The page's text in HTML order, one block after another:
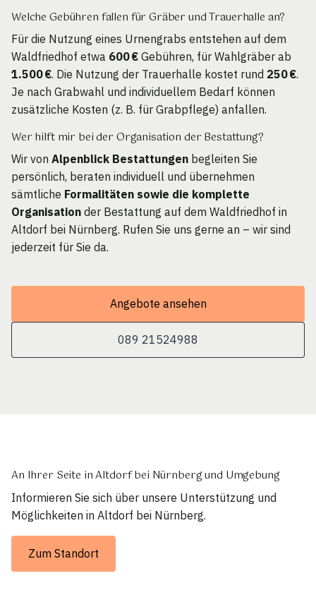
Welche Gebühren fallen für Gräber und Trauerhalle an?
Für die Nutzung eines Urnengrabs entstehen auf dem
Waldfriedhof etwa 600 € Gebühren, für Wahlgräber ab
1.500 €. Die Nutzung der Trauerhalle kostet rund 250 €.
Je nach Grabwahl und individuellem Bedarf können
zusätzliche Kosten (z. B. für Grabpflege) anfallen.
Wer hilft mir bei der Organisation der Bestattung?
Wir von Alpenblick Bestattungen begleiten Sie
persönlich, beraten individuell und übernehmen
sämtliche Formalitäten sowie die komplette
Organisation der Bestattung auf dem Waldfriedhof in
Altdorf bei Nürnberg. Rufen Sie uns gerne an – wir sind
jederzeit für Sie da.
Angebote ansehen
089 21524988
An Ihrer Seite in Altdorf bei Nürnberg und Umgebung
Informieren Sie sich über unsere Unterstützung und
Möglichkeiten in Altdorf bei Nürnberg.
Zum Standort